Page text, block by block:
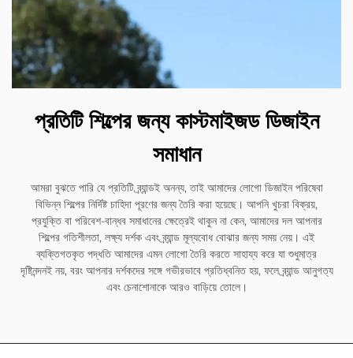
প্রতিটি শিল্পের জন্য কাস্টমাইজড ডিজাইন
সমাধান
আমরা বুঝতে পারি যে প্রতিটি ব্র্যান্ডই অনন্য, তাই আমাদের লোগো ডিজাইন পরিষেবা
বিভিন্ন শিল্পের নির্দিষ্ট চাহিদা পূরণের জন্য তৈরি করা হয়েছে। আপনি খুচরা বিক্রয়,
প্রযুক্তি বা পরিবেশ-বান্ধব সমাধানের ক্ষেত্রেই থাকুন না কেন, আমাদের দল আপনার
শিল্পের গতিশীলতা, লক্ষ্য দর্শক এবং ব্র্যান্ড মূল্যবোধ বোঝার জন্য সময় নেয়। এই
ব্যক্তিগতকৃত পদ্ধতি আমাদের এমন লোগো তৈরি করতে সাহায্য করে যা শুধুমাত্র
দৃষ্টিনন্দনই নয়, বরং আপনার দর্শকদের সঙ্গে গভীরভাবে প্রতিধ্বনিত হয়, ফলে ব্র্যান্ড আনুগত্য
এবং চেনাশোনাকে আরও বাড়িয়ে তোলে।